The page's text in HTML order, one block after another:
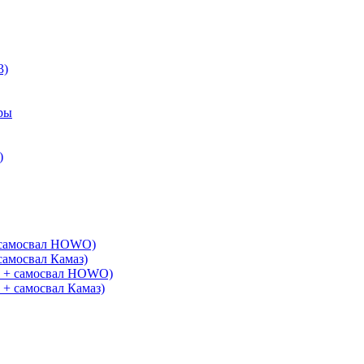
HOWO)
Камаз)
самосвал HOWO)
самосвал Камаз)